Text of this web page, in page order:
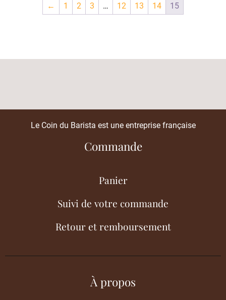
← 1 2 3 … 12 13 14 15
Le Coin du Barista est une entreprise française
Commande
Panier
Suivi de votre commande
Retour et remboursement
À propos